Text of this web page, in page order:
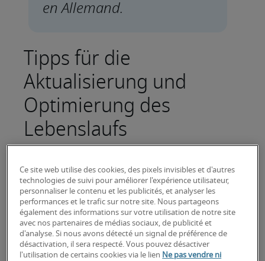
Tipps für die
Aktualisierung und
Optimierung des
Lebenslaufs
Sommermonate dazu nutzen, ihr berufliches
Weiterkommen zu planen, sollten bei den
Vorbereitungen ihres nächsten
Karriereschritts ihr Hauptaugenmerk auf den
Lebenslauf richten. Wie die aktuelle
Arbeitsmarktstudie von Robert Half, für die
Ce site web utilise des cookies, des pixels invisibles et d'autres
technologies de suivi pour améliorer l'expérience utilisateur,
personnaliser le contenu et les publicités, et analyser les
performances et le trafic sur notre site. Nous partageons
également des informations sur votre utilisation de notre site
avec nos partenaires de médias sociaux, de publicité et
d'analyse. Si nous avons détecté un signal de préférence de
désactivation, il sera respecté. Vous pouvez désactiver
l'utilisation de certains cookies via le lien Ne pas vendre ni